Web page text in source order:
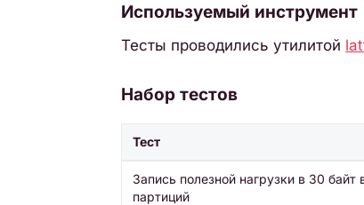
Используемый инструмент
Тесты проводились утилитой
Набор тестов
Тест
Запись полезной нагрузки в 30 байт
партиций